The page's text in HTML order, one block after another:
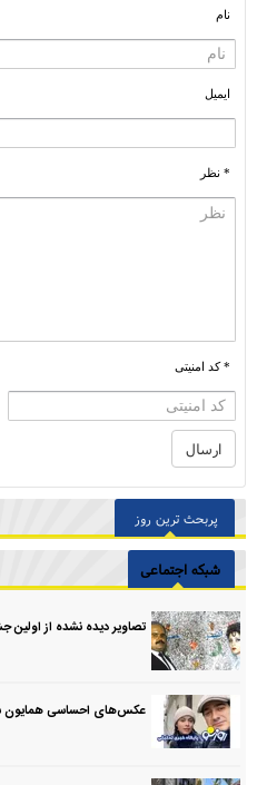
نام
ایمیل
* نظر
* کد امنیتی
پربحث ترین روز
شبکه اجتماعی
تصاویر دیده نشده از
عکس‌های احساسی همایون